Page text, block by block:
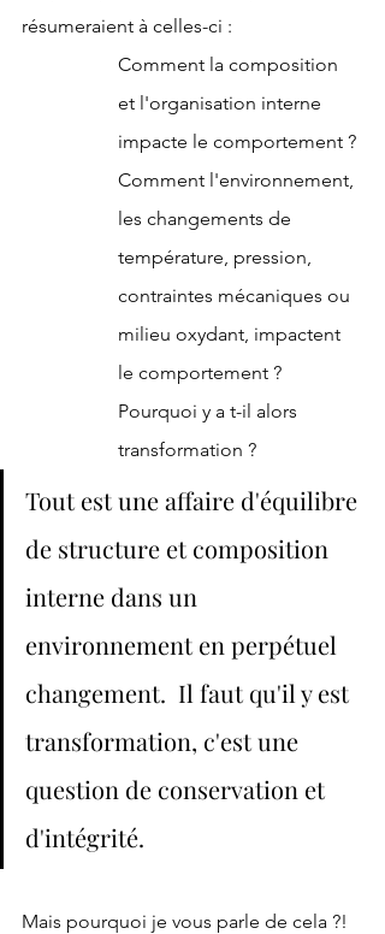
résumeraient à celles-ci :
Comment la composition
et l'organisation interne
impacte le comportement ?
Comment l'environnement,
les changements de
température, pression,
contraintes mécaniques ou
milieu oxydant, impactent
le comportement ?
Pourquoi y a t-il alors
transformation ?
Tout est une affaire d'équilibre
de structure et composition
interne dans un
environnement en perpétuel
changement.  Il faut qu'il y est
transformation, c'est une
question de conservation et
d'intégrité.
Mais pourquoi je vous parle de cela ?!